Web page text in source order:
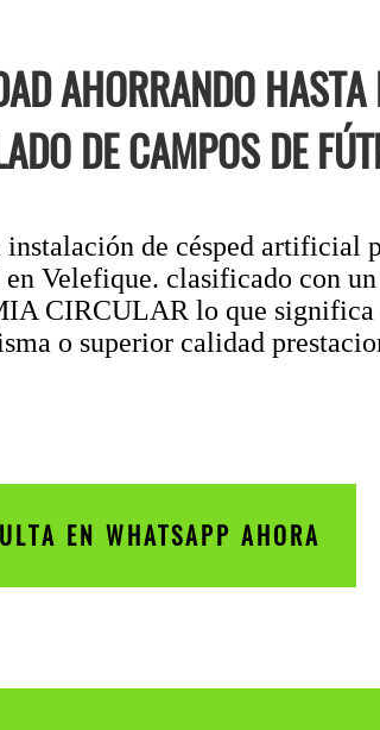
AHORRANDO
DE CAMPOS DE
de césped artificial
Velefique. clasificado con
CIRCULAR lo que significa
o superior calidad
EN WHATSAPP AHORA